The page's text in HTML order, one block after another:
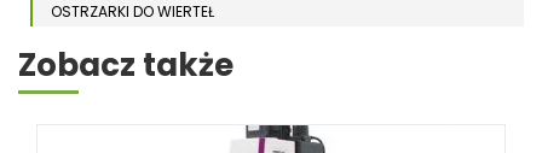
OSTRZARKI DO WIERTEŁ
PIŁY TAŚMOWE DO METALU
PRASY DO OBRÓBKI PLASTYCZNEJ METALU
Zobacz także